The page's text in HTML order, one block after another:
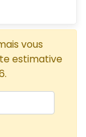
vous
estimative